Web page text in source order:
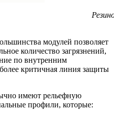
модулей позволяет
количество загрязнений,
по внутренним
критичная линия защиты
имеют рельефную
профили, которые: